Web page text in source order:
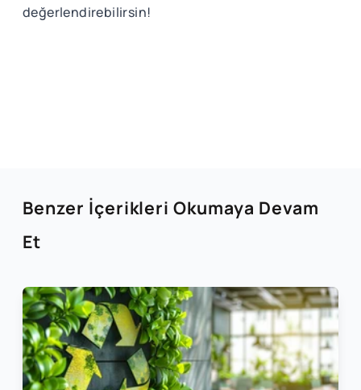
değerlendirebilirsin!
Benzer İçerikleri Okumaya Devam
Et